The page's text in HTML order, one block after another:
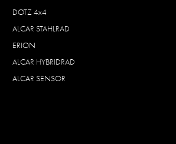
DOTZ 4x4
ALCAR STAHLRAD
ERION
ALCAR HYBRIDRAD
ALCAR SENSOR